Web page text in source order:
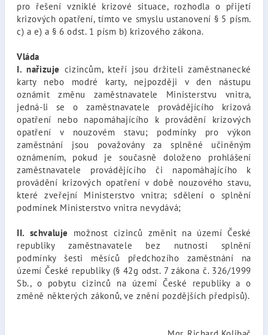
pro řešení vzniklé krizové situace, rozhodla o přijetí
krizových opatření, tímto ve smyslu ustanovení § 5 písm.
c) a e) a § 6 odst. 1 písm b) krizového zákona.
Vláda
I. nařizuje cizincům, kteří jsou držiteli zaměstnanecké
karty nebo modré karty, nejpozději v den nástupu
oznámit změnu zaměstnavatele Ministerstvu vnitra,
jedná-li se o zaměstnavatele provádějícího krizová
opatření nebo napomáhajícího k provádění krizových
opatření v nouzovém stavu; podmínky pro výkon
zaměstnání jsou považovány za splněné učiněným
oznámením, pokud je současně doloženo prohlášení
zaměstnavatele provádějícího či napomáhajícího k
provádění krizových opatření v době nouzového stavu,
které zveřejní Ministerstvo vnitra; sdělení o splnění
podmínek Ministerstvo vnitra nevydává;
II. schvaluje
možnost cizinců změnit na území České
republiky zaměstnavatele bez nutnosti splnění
podmínky šesti měsíců předchozího zaměstnání na
území České republiky (§ 42g odst. 7 zákona č. 326/1999
Sb., o pobytu cizinců na území České republiky a o
změně některých zákonů, ve znění pozdějších předpisů).